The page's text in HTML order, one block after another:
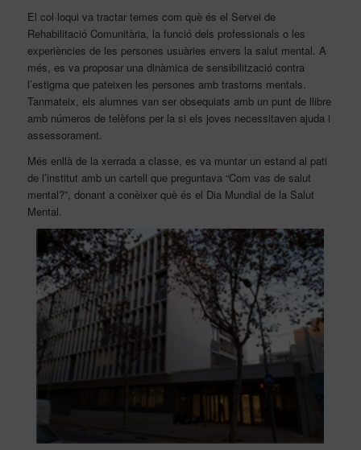
El col·loqui va tractar temes com què és el Servei de
Rehabilitació Comunitària, la funció dels professionals o les
experiències de les persones usuàries envers la salut mental. A
més, es va proposar una dinàmica de sensibilització contra
l’estigma que pateixen les persones amb trastorns mentals.
Tanmateix, els alumnes van ser obsequiats amb un punt de llibre
amb números de telèfons per la si els joves necessitaven ajuda i
assessorament.
Més enllà de la xerrada a classe, es va muntar un estand al pati
de l’institut amb un cartell que preguntava “Com vas de salut
mental?”, donant a conèixer què és el Dia Mundial de la Salut
Mental.